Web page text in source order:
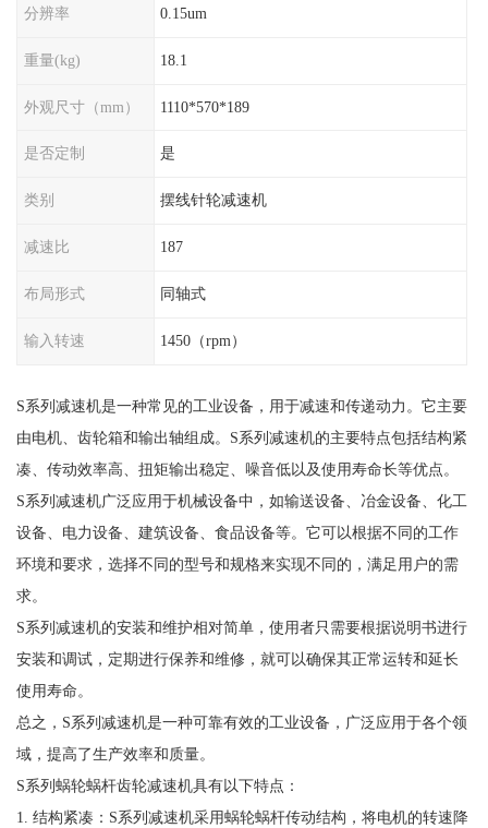
分辨率 0.15um
重量(kg) 18.1
外观尺寸（mm） 1110*570*189
是否定制 是
类别 摆线针轮减速机
减速比 187
布局形式 同轴式
输入转速 1450（rpm）
S系列减速机是一种常见的工业设备，用于减速和传递动力。它主要
由电机、齿轮箱和输出轴组成。S系列减速机的主要特点包括结构紧
凑、传动效率高、扭矩输出稳定、噪音低以及使用寿命长等优点。
S系列减速机广泛应用于机械设备中，如输送设备、冶金设备、化工
设备、电力设备、建筑设备、食品设备等。它可以根据不同的工作
环境和要求，选择不同的型号和规格来实现不同的，满足用户的需
求。
S系列减速机的安装和维护相对简单，使用者只需要根据说明书进行
安装和调试，定期进行保养和维修，就可以确保其正常运转和延长
使用寿命。
总之，S系列减速机是一种可靠有效的工业设备，广泛应用于各个领
域，提高了生产效率和质量。
S系列蜗轮蜗杆齿轮减速机具有以下特点：
1. 结构紧凑：S系列减速机采用蜗轮蜗杆传动结构，将电机的转速降